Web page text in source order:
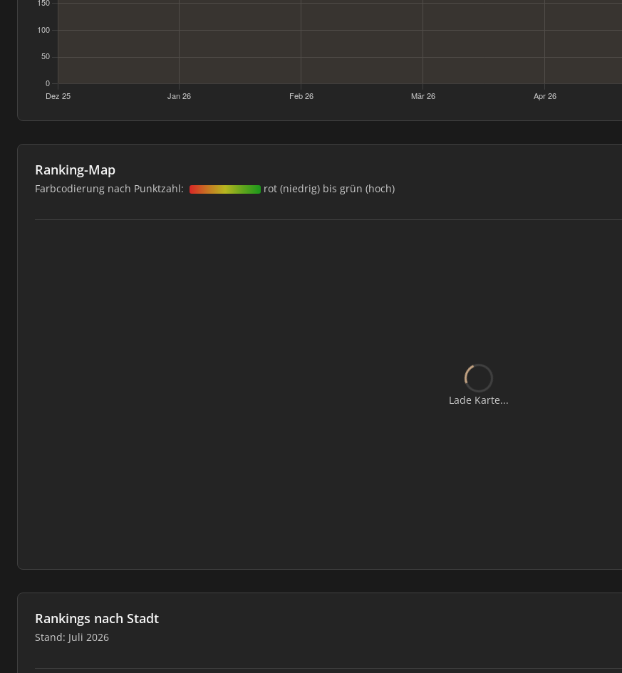
Ranking-Map
Farbcodierung nach Punktzahl: rot (niedrig) bis grün (hoch)
Lade Karte...
Rankings nach Stadt
Stand: Juli 2026